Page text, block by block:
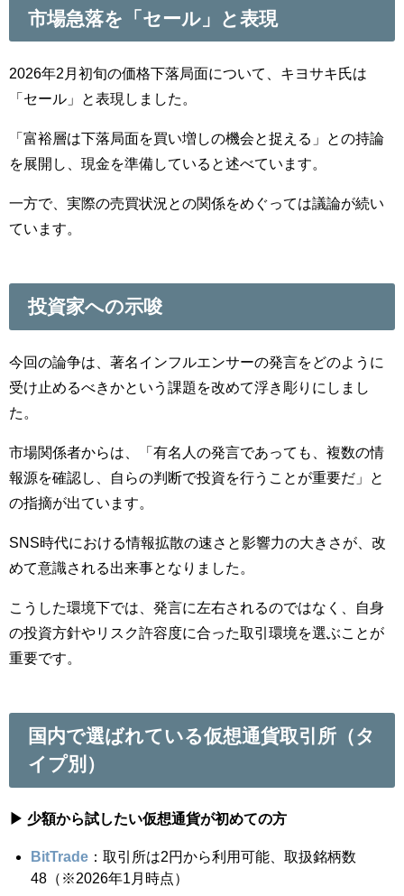
市場急落を「セール」と表現
2026年2月初旬の価格下落局面について、キヨサキ氏は
「セール」と表現しました。
「富裕層は下落局面を買い増しの機会と捉える」との持論
を展開し、現金を準備していると述べています。
一方で、実際の売買状況との関係をめぐっては議論が続い
ています。
投資家への示唆
今回の論争は、著名インフルエンサーの発言をどのように
受け止めるべきかという課題を改めて浮き彫りにしまし
た。
市場関係者からは、「有名人の発言であっても、複数の情
報源を確認し、自らの判断で投資を行うことが重要だ」と
の指摘が出ています。
SNS時代における情報拡散の速さと影響力の大きさが、改
めて意識される出来事となりました。
こうした環境下では、発言に左右されるのではなく、自身
の投資方針やリスク許容度に合った取引環境を選ぶことが
重要です。
国内で選ばれている仮想通貨取引所（タ
イプ別）
▶ 少額から試したい仮想通貨が初めての方
BitTrade ：取引所は2円から利用可能、取扱銘柄数
48（※2026年1月時点）